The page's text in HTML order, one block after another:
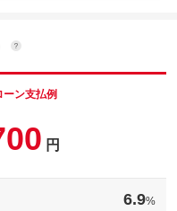
ン支払例
円
6.9%